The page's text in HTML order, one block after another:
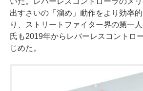
出すさいの「溜め」動作をより効率
り、ストリートファイター界の第一
氏も2019年からレバーレスコントロ
じめた。